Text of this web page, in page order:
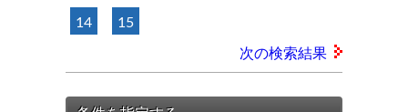
14 15
次の検索結果